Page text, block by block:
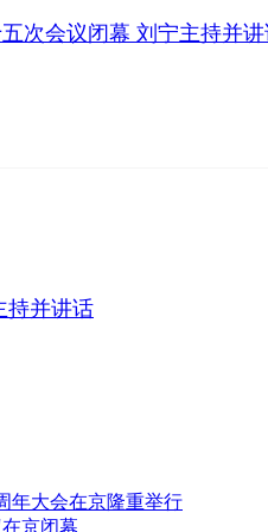
次会议闭幕 刘宁主持并
持并讲话
年大会在京隆重举行
京闭幕